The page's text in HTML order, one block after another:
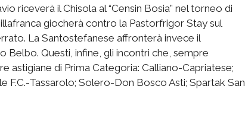
riceverà il Chisola al “Censin Bosia” nel torneo di
giocherà contro la Pastorfrigor Stay sul
La Santostefanese affronterà invece il
Belbo. Questi, infine, gli incontri che, sempre
astigiane di Prima Categoria: Calliano-Capriatese;
F.C.-Tassarolo; Solero-Don Bosco Asti; Spartak San